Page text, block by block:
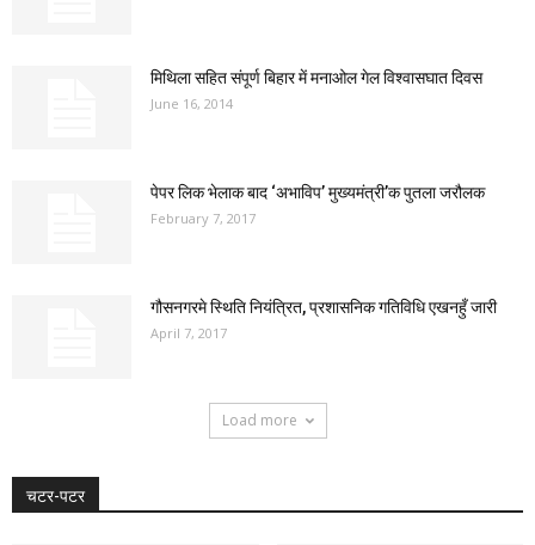
मिथिला सहित संपूर्ण बिहार में मनाओल गेल विश्वासघात दिवस
June 16, 2014
पेपर लिक भेलाक बाद ‘अभाविप’ मुख्यमंत्री’क पुतला जरौलक
February 7, 2017
गौसनगरमे स्थिति नियंत्रित, प्रशासनिक गतिविधि एखनहुँ जारी
April 7, 2017
Load more
चटर-पटर